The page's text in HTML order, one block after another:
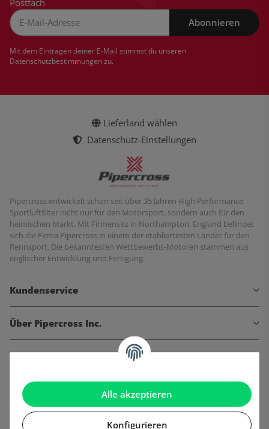
Alle akzeptieren
Konfigurieren
Postfach
Abonnieren
Mit dem Eintragen deiner E-Mail stimmst du unseren
Datenschutzbestimmungenzu.
Lieferland wählen
Datenschutz-Einstellungen
Pipercross entwickelt schon seit über 35 Jahren High Performance
Sportluftfilter nicht nur für den Motorsport, sondern auch für den
heimischen Markt. Mit Firmensitz in Northampton, England befindet
sich die Firma Pipercross in einem der etabliertesten Länder für den
Rennsport. Die bekanntesten Wettbewerbs-Motoren stammen aus
englischer Entwicklung und Fertigung.
Kundenservice
Über Pipercross Inc.
Informationen
Gesetzliche Informationen